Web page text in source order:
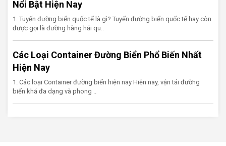
Nổi Bật Hiện Nay
1. Tuyến đường biển quốc tế là gì? Tuyến đường biển quốc tế hay còn
được gọi là đường hàng hải qu..
Các Loại Container Đường Biển Phổ Biến Nhất
Hiện Nay
1. Các loại Container đường biển hiện nay Hiện nay, vận tải đường
biển khá đa dạng và phong ..